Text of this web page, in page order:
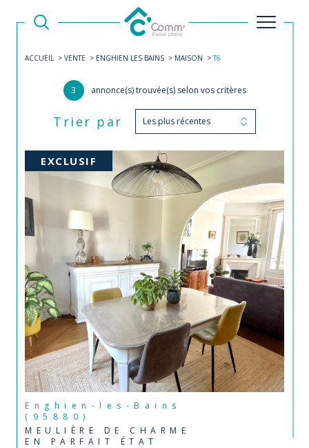
ACCUEIL VENTE ENGHIEN LES BAINS MAISON T6
3 annonce(s) trouvée(s) selon vos critères
Trier par Les plus récentes
EXCLUSIF
Enghien-les-Bains
(95880)
MEULIÈRE DE CHARME
EN PARFAIT ÉTAT